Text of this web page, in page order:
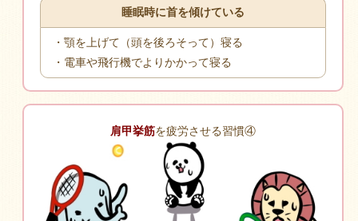
睡眠時に首を傾けている
・顎を上げて（頭を後ろそって）寝る
・電車や飛行機でよりかかって寝る
肩甲挙筋を疲労させる習慣④